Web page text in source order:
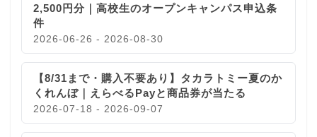
2,500円分｜高校生のオープンキャンパス申込条
件
2026-06-26 - 2026-08-30
【8/31まで・購入不要あり】タカラトミー夏のか
くれんぼ｜えらべるPayと商品券が当たる
2026-07-18 - 2026-09-07